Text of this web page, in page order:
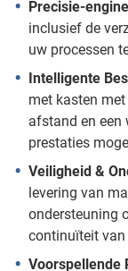
Precisie-
inclusief de
uw processen
Intelligente
met kasten
afstand en een
prestaties
Veiligheid &
levering van
ondersteuning
continuïteit van
Voorspellende